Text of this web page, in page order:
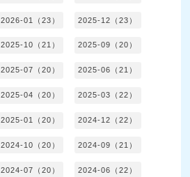
2026-01（23） 2025-12（23）
2025-10（21） 2025-09（20）
2025-07（20） 2025-06（21）
2025-04（20） 2025-03（22）
2025-01（20） 2024-12（22）
2024-10（20） 2024-09（21）
2024-07（20） 2024-06（22）